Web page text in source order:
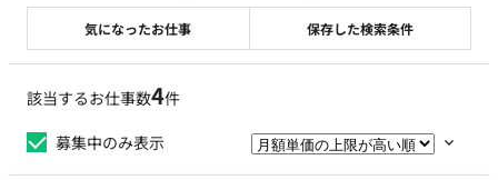
該当するお仕事数4件
募集中のみ表示
気になったお仕事 保存した検索条件